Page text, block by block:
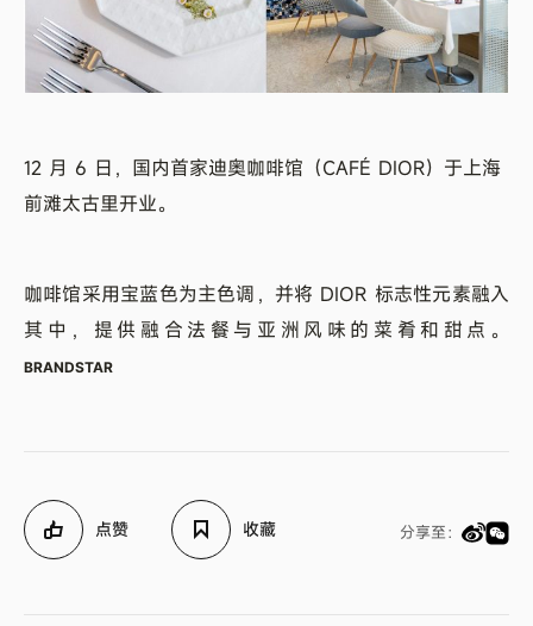
12 月 6 日，国内首家迪奥咖啡馆（CAFÉ DIOR）于上海
前滩太古里开业。
咖啡馆采用宝蓝色为主色调，并将 DIOR 标志性元素融入
其中，提供融合法餐与亚洲风味的菜肴和甜点。
BRANDSTAR
点赞 收藏 分享至：